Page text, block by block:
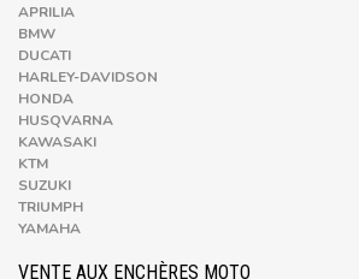
APRILIA
BMW
DUCATI
HARLEY-DAVIDSON
HONDA
HUSQVARNA
KAWASAKI
KTM
SUZUKI
TRIUMPH
YAMAHA
VENTE AUX ENCHÈRES MOTO